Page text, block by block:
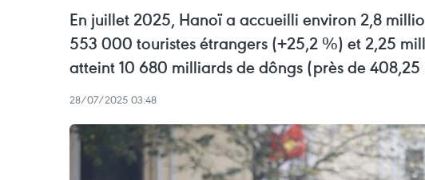
En juillet 2025, Hanoï a accueilli environ 2,8
553 000 touristes étrangers (+25,2 %) et 2,25
atteint 10 680 milliards de dôngs (près de
28/07/2025 03:48